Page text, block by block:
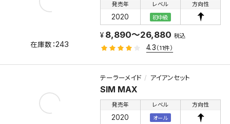
発売年
2020
レベル
初中級
方向性
243
8,890～26,880 税込
4.3 （11件）
テーラーメイド アイアンセット
SIM MAX
発売年
2020
レベル
オール
方向性